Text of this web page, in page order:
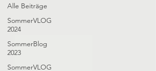
Alle Beiträge
SommerVLOG
2024
SommerBlog
2023
SommerVLOG